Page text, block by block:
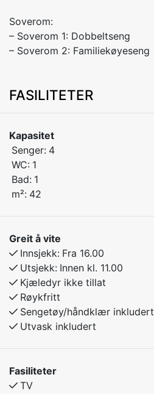
Soverom:
– Soverom 1: Dobbeltseng
FASILITETER
Kapasitet
Senger: 4
WC: 1
Bad: 1
m²: 42
Greit å vite
Innsjekk: Fra 16.00
Utsjekk: Innen kl. 11.00
Kjæledyr ikke tillat
Røykfritt
Sengetøy/håndklær inkludert
Utvask inkludert
Fasiliteter
TV